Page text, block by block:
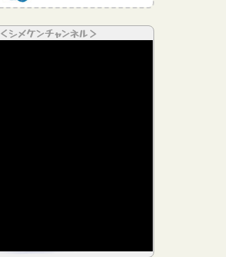
＜シメケンチャンネル＞